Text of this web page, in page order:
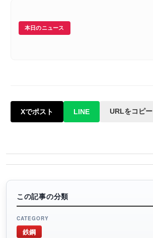
本日のニュース
Xでポスト LINE URLをコピー
この記事の分類
CATEGORY
鉄鋼